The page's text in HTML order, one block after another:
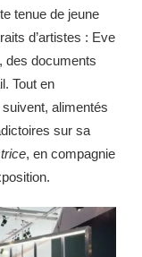
tenue de jeune
d’artistes : Eve
des documents
Tout en
alimentés
sur sa
, en compagnie